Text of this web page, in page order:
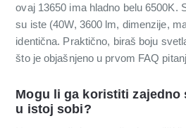
ovaj 13650 ima hladno belu 6500K.
su iste (40W, 3600 lm, dimenzije,
identična. Praktično, biraš boju
što je objašnjeno u prvom FAQ
Mogu li ga koristiti zajedno
u istoj sobi?